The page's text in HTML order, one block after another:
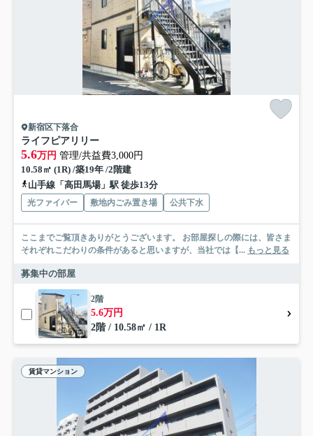
新宿区下落合
ライフピアリリー
5.6万円 管理/共益費3,000円
10.58㎡ (1R) /築19年 /2階建
山手線「高田馬場」駅 徒歩13分
光ファイバー 敷地内ごみ置き場 公共下水
ここまでご覧頂きありがとうございます。 お部屋探しの際には、皆さま
それぞれこだわりの条件があると思いますが、当社では【... もっと見る
募集中の部屋
2階
5.6万円
2階 / 10.58㎡ / 1R
賃貸マンション